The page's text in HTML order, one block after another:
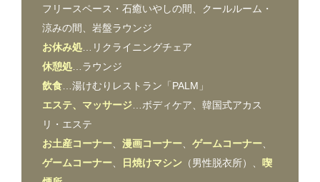
フリースペース・石癒いやしの間、クールルーム・
涼みの間、岩盤ラウンジ
お休み処 …リクライニングチェア
休憩処 …ラウンジ
飲食 …湯けむりレストラン「PALM」
エステ、マッサージ …ボディケア、韓国式アカス
リ・エステ
お土産コーナー 、漫画コーナー 、ゲームコーナー
ゲームコーナー
日焼けマシン （男性脱衣所）、
喫